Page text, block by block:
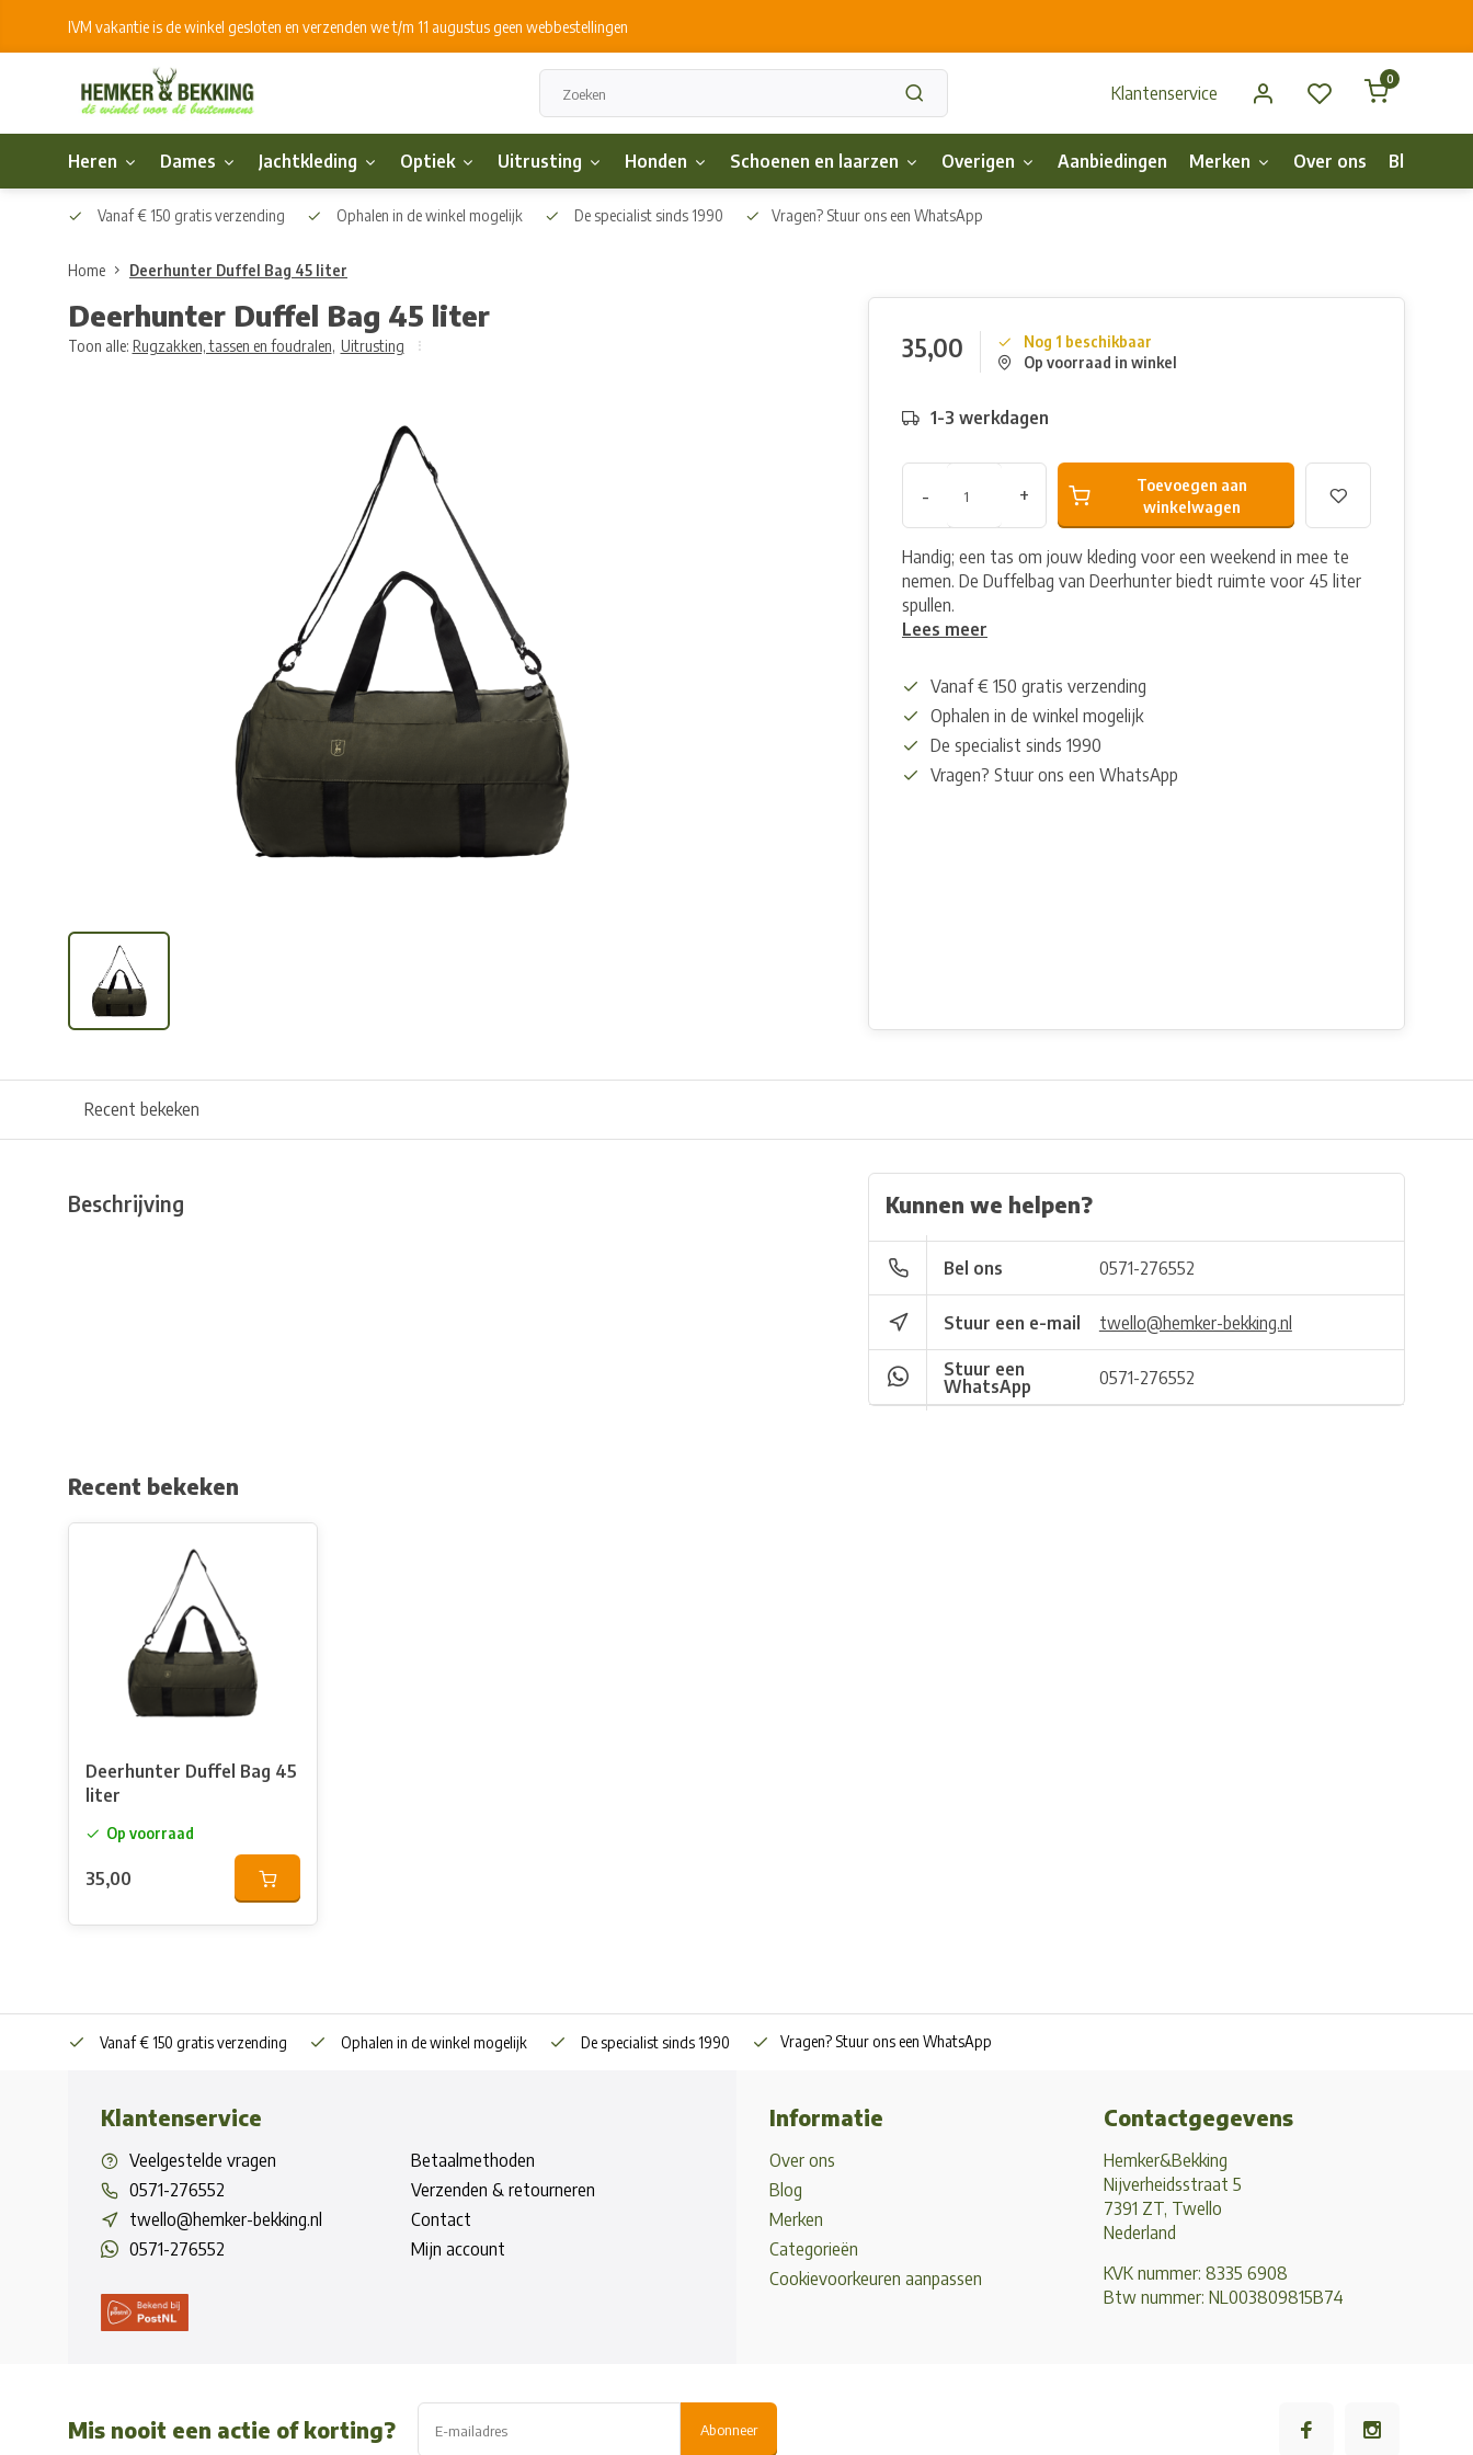
IVM vakantie is de winkel gesloten en verzenden we t/m 11 augustus geen webbestellingen
Klantenservice
0
Heren Dames Jachtkleding Optiek Uitrusting Honden Schoenen en laarzen Overigen Aanbiedingen Merken Over ons Blog
Vanaf € 150 gratis verzending Ophalen in de winkel mogelijk De specialist sinds 1990 Vragen? Stuur ons een WhatsApp
Home Deerhunter Duffel Bag 45 liter
Deerhunter Duffel Bag 45 liter
Toon alle: Rugzakken, tassen en foudralen, Uitrusting 35,00
Nog 1 beschikbaar
Op voorraad in winkel
1-3 werkdagen
- +
Toevoegen aan
winkelwagen
Handig; een tas om jouw kleding voor een weekend in mee te
nemen. De Duffelbag van Deerhunter biedt ruimte voor 45 liter
spullen.
Lees meer
Vanaf € 150 gratis verzending
Ophalen in de winkel mogelijk
De specialist sinds 1990
Vragen? Stuur ons een WhatsApp
Recent bekeken
Beschrijving Kunnen we helpen?
Bel ons 0571-276552
Stuur een e-mail twello@hemker-bekking.nl
Stuur een
WhatsApp
0571-276552
Recent bekeken
Deerhunter Duffel Bag 45
liter
Op voorraad
35,00
Vanaf € 150 gratis verzending Ophalen in de winkel mogelijk De specialist sinds 1990 Vragen? Stuur ons een WhatsApp
Klantenservice
Veelgestelde vragen
0571-276552
twello@hemker-bekking.nl
0571-276552
Betaalmethoden
Verzenden & retourneren
Contact
Mijn account
Informatie
Over ons
Blog
Merken
Categorieën
Cookievoorkeuren aanpassen
Contactgegevens
Hemker&Bekking
Nijverheidsstraat 5
7391 ZT, Twello
Nederland
KVK nummer: 8335 6908
Btw nummer: NL003809815B74
Mis nooit een actie of korting? Abonneer